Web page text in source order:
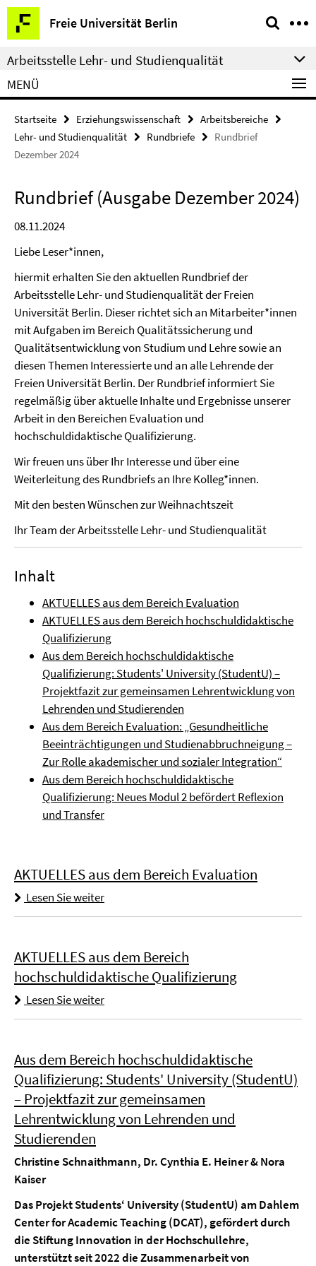
Springe
direkt
zu
Inhalt
Freie Universität Berlin
Service-
Navigation
Arbeitsstelle Lehr- und Studienqualität
MENÜ
Startseite Erziehungswissenschaft
Arbeitsbereiche
Lehr- und Studienqualität
Rundbriefe
Rundbrief
Dezember 2024
Rundbrief (Ausgabe Dezember 2024)
08.11.2024
Liebe Leser*innen,
hiermit erhalten Sie den aktuellen Rundbrief der
Arbeitsstelle Lehr- und Studienqualität der Freien
Universität Berlin. Dieser richtet sich an Mitarbeiter*innen
mit Aufgaben im Bereich Qualitätssicherung und
Qualitätsentwicklung von Studium und Lehre sowie an
diesen Themen Interessierte und an alle Lehrende der
Freien Universität Berlin. Der Rundbrief informiert Sie
regelmäßig über aktuelle Inhalte und Ergebnisse unserer
Arbeit in den Bereichen Evaluation und
hochschuldidaktische Qualifizierung.
Wir freuen uns über Ihr Interesse und über eine
Weiterleitung des Rundbriefs an Ihre Kolleg*innen.
Mit den besten Wünschen zur Weihnachtszeit
Ihr Team der Arbeitsstelle Lehr- und Studienqualität
Inhalt
AKTUELLES aus dem Bereich Evaluation
AKTUELLES aus dem Bereich hochschuldidaktische
Qualifizierung
Aus dem Bereich hochschuldidaktische
Qualifizierung: Students' University (StudentU) –
Projektfazit zur gemeinsamen Lehrentwicklung von
Lehrenden und Studierenden
Aus dem Bereich Evaluation: „Gesundheitliche
Beeinträchtigungen und Studienabbruchneigung –
Zur Rolle akademischer und sozialer Integration“
Aus dem Bereich hochschuldidaktische
Qualifizierung: Neues Modul 2 befördert Reflexion
und Transfer
AKTUELLES aus dem Bereich Evaluation
Lesen Sie weiter
AKTUELLES aus dem Bereich
hochschuldidaktische Qualifizierung
Lesen Sie weiter
Aus dem Bereich hochschuldidaktische
Qualifizierung: Students' University (StudentU)
– Projektfazit zur gemeinsamen
Lehrentwicklung von Lehrenden und
Studierenden
Christine Schnaithmann, Dr. Cynthia E. Heiner & Nora
Kaiser
Das Projekt Students‘ University (StudentU) am Dahlem
Center for Academic Teaching (DCAT), gefördert durch
die Stiftung Innovation in der Hochschullehre,
unterstützt seit 2022 die Zusammenarbeit von